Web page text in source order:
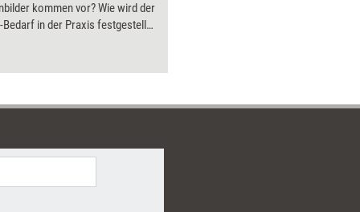
kommen vor? Wie wird der
Bedarf in der Praxis festgestellt?
heute das Coaching? Welche
5 Jahre ab? Grundlagenwerk